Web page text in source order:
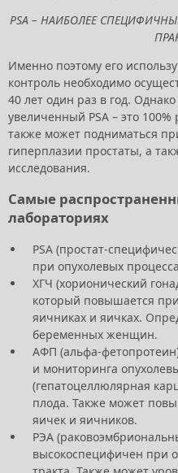
PSA – НАИБОЛЕЕ
Именно поэтому его
контроль необходимо
40 лет один раз в год.
увеличенный PSA – это
также может подниматься
гиперплазии простаты, а
исследования.
Самые
лабораториях
PSA (простат-
при опухолевых
ХГЧ (хорионический
который повышается
яичниках и яичках.
беременных женщин.
АФП (альфа-
и мониторинга
(гепатоцеллюлярная
плода. Также может
яичек и яичников.
РЭА
высокоспецифичен при